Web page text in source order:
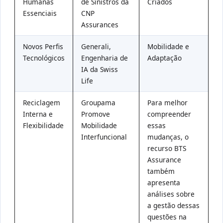
Essenciais
CNP
Assurances
Novos Perfis
Tecnológicos
Generali,
Engenharia de
IA da Swiss
Life
Mobilidade e
Adaptação
Reciclagem
Interna e
Flexibilidade
Groupama
Promove
Mobilidade
Interfuncional
Para melhor
compreender
essas
mudanças, o
recurso BTS
Assurance
também
apresenta
análises sobre
a gestão dessas
questões na